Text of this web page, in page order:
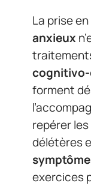
La prise
anxieux
forment
repérer
délétères
exercices